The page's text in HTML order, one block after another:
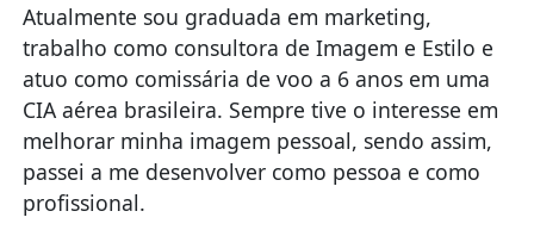
Atualmente sou graduada em marketing,
trabalho como consultora de Imagem e Estilo e
atuo como comissária de voo a 6 anos em uma
CIA aérea brasileira. Sempre tive o interesse em
melhorar minha imagem pessoal, sendo assim,
passei a me desenvolver como pessoa e como
profissional.